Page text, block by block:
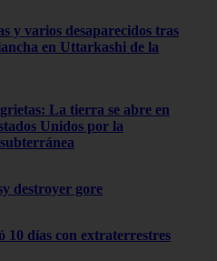
y varios desaparecidos tras
en Uttarkashi de la
La tierra se abre en
Unidos por la
destroyer gore
10 días con extraterrestres